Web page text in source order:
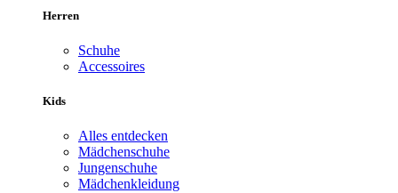
Herren
Schuhe
Accessoires
Kids
Alles entdecken
Mädchenschuhe
Jungenschuhe
Mädchenkleidung